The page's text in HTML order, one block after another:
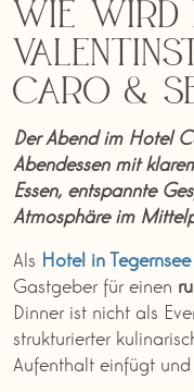
Wie wird
Caro &
Der Abend im Hotel
Abendessen mit
Essen, entspannte
Atmosphäre im
Als Hotel in Tegernsee
Gastgeber für einen
Dinner ist nicht als
strukturierter
Aufenthalt einfügt